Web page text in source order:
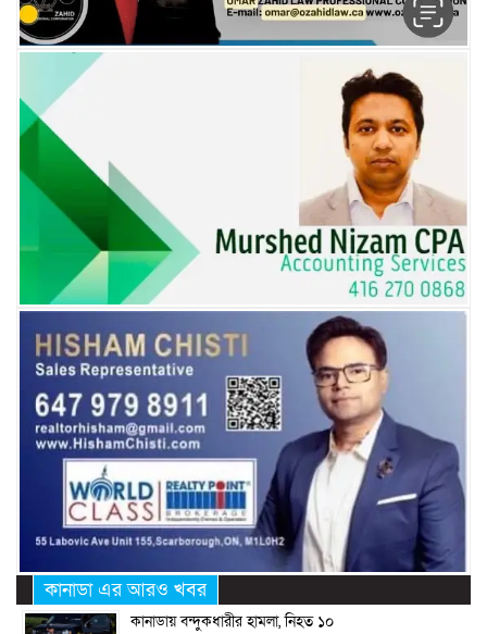
কানাডা এর আরও খবর
কানাডায় বন্দুকধারীর হামলা, নিহত ১০